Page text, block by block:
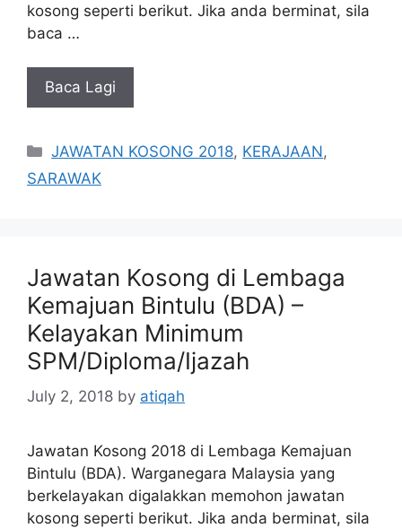
kosong seperti berikut. Jika anda berminat, sila
baca …
Baca Lagi
Categories
JAWATAN KOSONG 2018, KERAJAAN,
SARAWAK
Jawatan Kosong di Lembaga
Kemajuan Bintulu (BDA) –
Kelayakan Minimum
SPM/Diploma/Ijazah
July 2, 2018 by atiqah
Jawatan Kosong 2018 di Lembaga Kemajuan
Bintulu (BDA). Warganegara Malaysia yang
berkelayakan digalakkan memohon jawatan
kosong seperti berikut. Jika anda berminat, sila